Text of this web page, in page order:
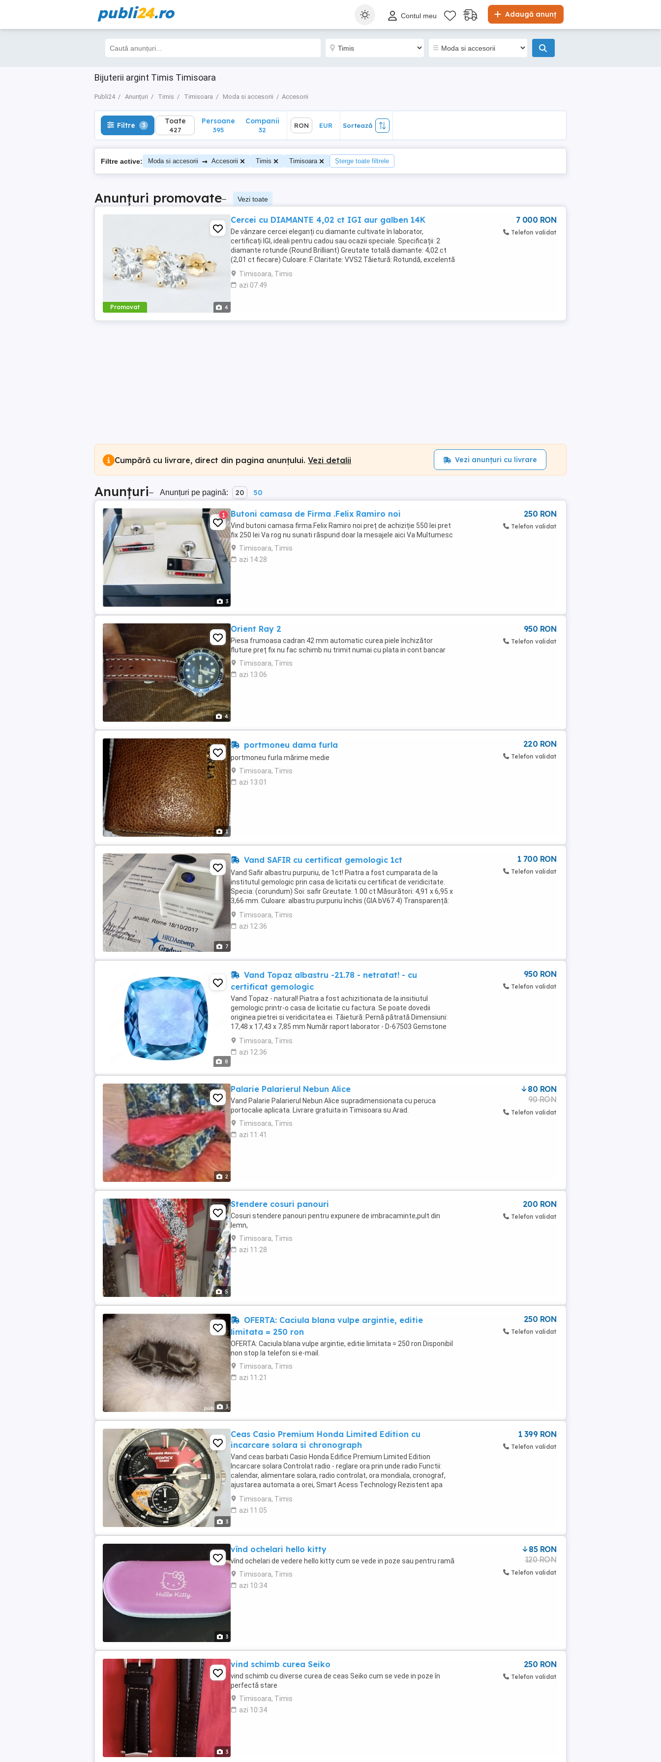
publi24.ro Adaugă anunț
Contul meu
Bijuterii argint Timis Timisoara
Publi24 Anunțuri Timis Timisoara Moda si accesorii Accesorii
Filtre 3 Toate
427
Sortează
Filtre 3 Toate
427
Persoane
395
Companii
32
RON EUR Sortează
Filtre active: Moda si accesorii → Accesorii Timis Timisoara Șterge toate filtrele
Anunțuri promovate– Vezi toate
Promovat 4
Cercei cu DIAMANTE 4,02 ct IGI aur galben 14K
De vânzare cercei eleganți cu diamante cultivate în laborator,
certificați IGI, ideali pentru cadou sau ocazii speciale. Specificații: 2
diamante rotunde (Round Brilliant) Greutate totală diamante: 4,02 ct
(2,01 ct fiecare) Culoare: F Claritate: VVS2 Tăietură: Rotundă, excelentă
Certificare: ...
Timisoara, Timis
azi 07:49
7 000 RON
Telefon validat
Cumpără cu livrare, direct din pagina anunțului. Vezi detalii Vezi anunțuri cu livrare
Anunțuri– Anunțuri pe pagină: 20 50
3
1 Butoni camasa de Firma .Felix Ramiro noi
Vind butoni camasa firma.Felix Ramiro noi preț de achiziție 550 lei pret
fix 250 lei Va rog nu sunati răspund doar la mesajele aici Va Multumesc
Timisoara, Timis
azi 14:28
250 RON
Telefon validat
4
Orient Ray 2
Piesa frumoasa cadran 42 mm automatic curea piele închizător
fluture preț fix nu fac schimb nu trimit numai cu plata in cont bancar
Timisoara, Timis
azi 13:06
950 RON
Telefon validat
1
portmoneu dama furla
portmoneu furla mărime medie
Timisoara, Timis
azi 13:01
220 RON
Telefon validat
7
Vand SAFIR cu certificat gemologic 1ct
Vand Safir albastru purpuriu, de 1ct! Piatra a fost cumparata de la
institutul gemologic prin casa de licitatii cu certificat de veridicitate.
Specia: (corundum) Soi: safir Greutate: 1.00 ct Măsurători: 4,91 x 6,95 x
3,66 mm. Culoare: albastru purpuriu închis (GIA bV67 4) Transparență:
transparent Densitatea: ...
Timisoara, Timis
azi 12:36
1 700 RON
Telefon validat
8
Vand Topaz albastru -21.78 - netratat! - cu
certificat gemologic
Vand Topaz - natural! Piatra a fost achizitionata de la insitiutul
gemologic printr-o casa de licitatie cu factura. Se poate dovedii
originea pietrei si veridicitatea ei. Tăietură: Pernă pătrată Dimensiuni:
17,48 x 17,43 x 7,85 mm Număr raport laborator - D-67503 Gemstone
type - Topaz Greutatea totală ...
Timisoara, Timis
azi 12:36
950 RON
Telefon validat
2
Palarie Palarierul Nebun Alice
Vand Palarie Palarierul Nebun Alice supradimensionata cu peruca
portocalie aplicata. Livrare gratuita in Timisoara su Arad.
Timisoara, Timis
azi 11:41
80 RON
90 RON
Telefon validat
5
Stendere cosuri panouri
Cosuri stendere panouri pentru expunere de imbracaminte,pult din
lemn,
Timisoara, Timis
azi 11:28
200 RON
Telefon validat
3
OFERTA: Caciula blana vulpe argintie, editie
limitata = 250 ron
OFERTA: Caciula blana vulpe argintie, editie limitata = 250 ron Disponibil
non stop la telefon si e-mail.
Timisoara, Timis
azi 11:21
250 RON
Telefon validat
3
Ceas Casio Premium Honda Limited Edition cu
incarcare solara si chronograph
Vand ceas barbati Casio Honda Edifice Premium Limited Edition
Incarcare solara Controlat radio - reglare ora prin unde radio Functii:
calendar, alimentare solara, radio controlat, ora mondiala, cronograf,
ajustarea automata a orei, Smart Acess Technology Rezistent apa
100 metri Carcasa Inox Curea piele Putin ...
Timisoara, Timis
azi 11:05
1 399 RON
Telefon validat
3
vînd ochelari hello kitty
vînd ochelari de vedere hello kitty cum se vede in poze sau pentru ramă
Timisoara, Timis
azi 10:34
85 RON
120 RON
Telefon validat
3
vind schimb curea Seiko
vind schimb cu diverse curea de ceas Seiko cum se vede in poze în
perfectă stare
Timisoara, Timis
azi 10:34
250 RON
Telefon validat